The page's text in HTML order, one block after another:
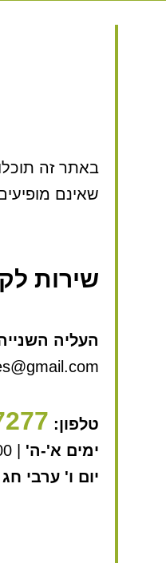
באתר זה
שאינם
שירות
העליה השנייה,43
טלפון:
ימים א'-ה'
יום ו' ערבי חג